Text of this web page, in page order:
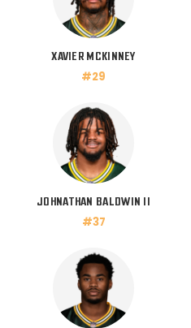
XAVIER MCKINNEY
#29
JOHNATHAN BALDWIN II
#37